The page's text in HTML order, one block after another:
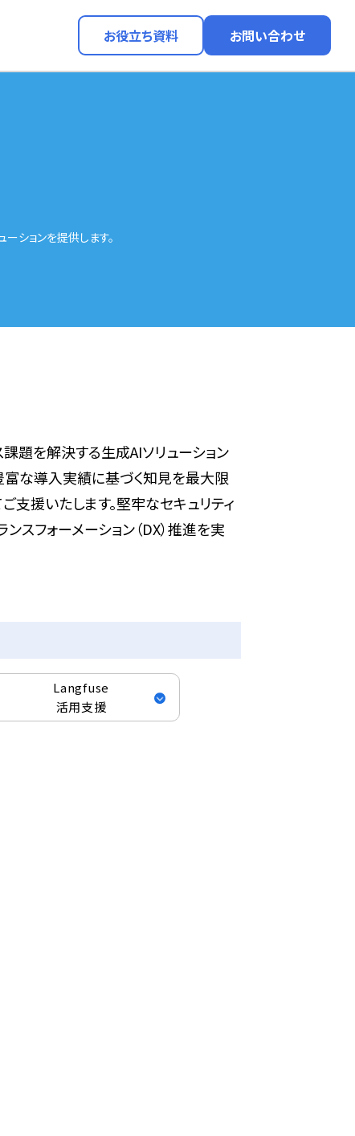
お役立ち資料 お問い合わせ
ションを提供します。
題を解決する生成AIソリューション
富な導入実績に基づく知見を最大限
支援いたします。堅牢なセキュリティ
フォーメーション（DX）推進を実
Langfuse
活用支援